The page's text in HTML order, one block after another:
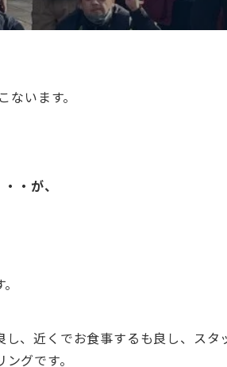
います。
・が、
、近くでお食事するも良し、スタ
グです。